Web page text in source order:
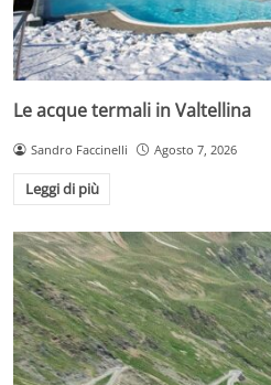
Le acque termali in Valtellina
Sandro Faccinelli Agosto 7, 2026
Leggi di più